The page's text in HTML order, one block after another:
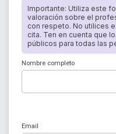
Importante: Utiliza este
valoración sobre el
con respeto. No utilices
cita. Ten en cuenta que
públicos para todas las
Nombre completo
Email